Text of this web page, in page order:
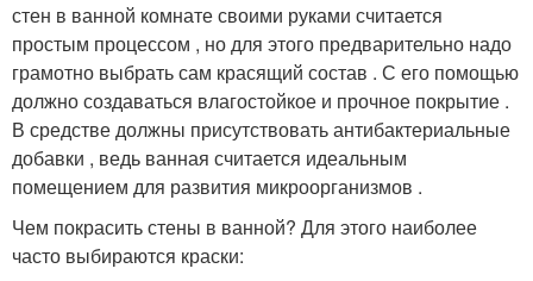
стен в ванной комнате своими руками считается
простым процессом , но для этого предварительно надо
грамотно выбрать сам красящий состав . С его помощью
должно создаваться влагостойкое и прочное покрытие .
В средстве должны присутствовать антибактериальные
добавки , ведь ванная считается идеальным
помещением для развития микроорганизмов .
Чем покрасить стены в ванной? Для этого наиболее
часто выбираются краски: